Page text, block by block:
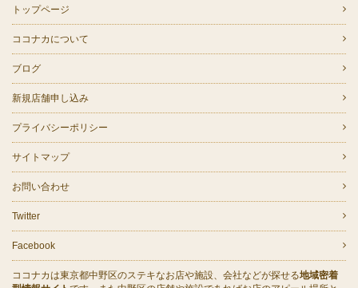
トップページ
ココナカについて
ブログ
新規店舗申し込み
プライバシーポリシー
サイトマップ
お問い合わせ
Twitter
Facebook
ココナカは東京都中野区のステキなお店や施設、会社などが探せる地域密着